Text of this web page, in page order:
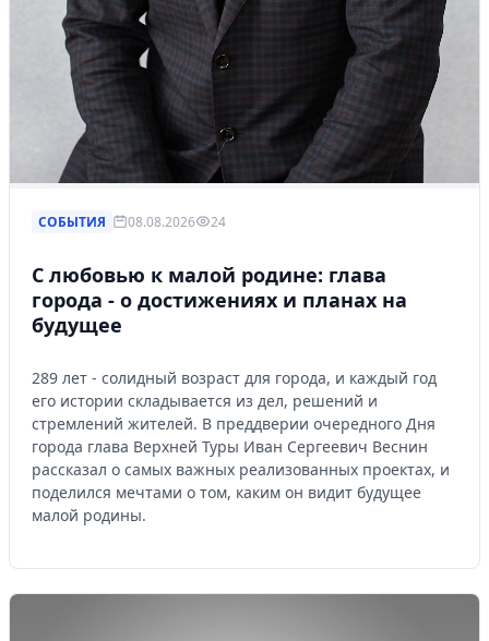
СОБЫТИЯ 08.08.2026 24
С любовью к малой родине: глава
города - о достижениях и планах на
будущее
289 лет - солидный возраст для города, и каждый год
его истории складывается из дел, решений и
стремлений жителей. В преддверии очередного Дня
города глава Верхней Туры Иван Сергеевич Веснин
рассказал о самых важных реализованных проектах, и
поделился мечтами о том, каким он видит будущее
малой родины.